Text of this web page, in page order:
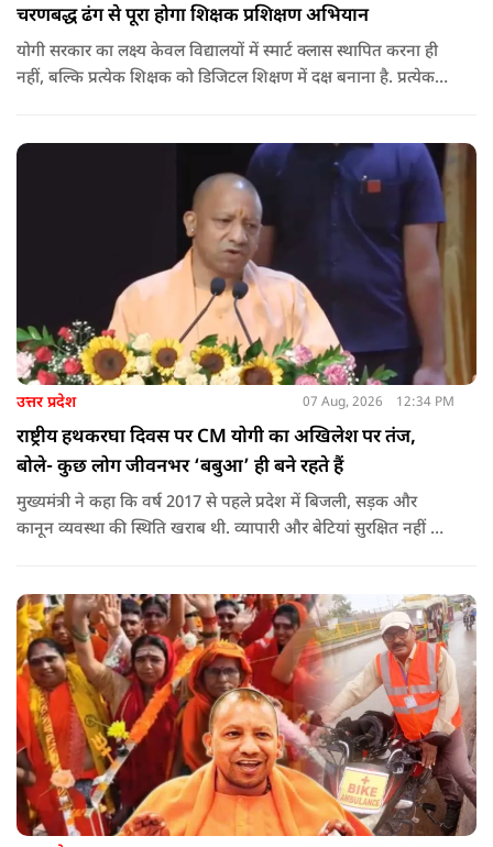
चरणबद्ध ढंग से पूरा होगा शिक्षक प्रशिक्षण अभियान
योगी सरकार का लक्ष्य केवल विद्यालयों में स्मार्ट क्लास स्थापित करना ही
नहीं, बल्कि प्रत्येक शिक्षक को डिजिटल शिक्षण में दक्ष बनाना है. प्रत्येक
उत्तर प्रदेश 07 Aug, 2026 12:34 PM
राष्ट्रीय हथकरघा दिवस पर CM योगी का अखिलेश पर तंज,
बोले- कुछ लोग जीवनभर ‘बबुआ’ ही बने रहते हैं
मुख्यमंत्री ने कहा कि वर्ष 2017 से पहले प्रदेश में बिजली, सड़क और
कानून व्यवस्था की स्थिति खराब थी. व्यापारी और बेटियां सुरक्षित नहीं थीं.
हस्तशिल्पियों को उठाना पड़ा.